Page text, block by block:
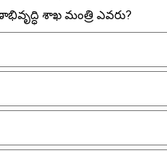
శాఖ మంత్రి ఎవరు?